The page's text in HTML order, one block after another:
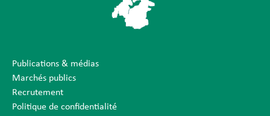
Publications & médias
Marchés publics
Recrutement
Politique de confidentialité